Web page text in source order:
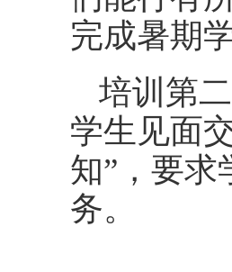
完成暑期
培训第
学生见面
知”，要求
务。